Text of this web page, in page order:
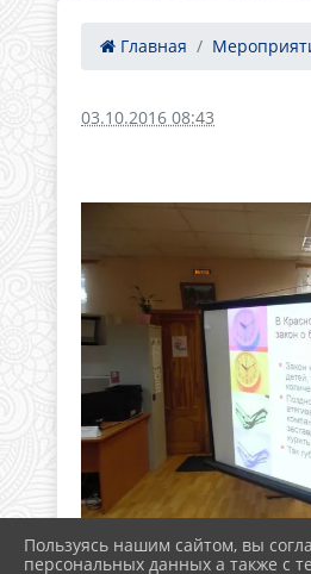
Главная
03.10.2016 08:43
Пользуясь нашим сайтом, вы
персональных данных а также с